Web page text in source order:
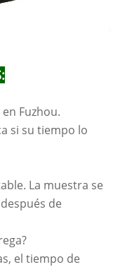
Fuzhou.
si su tiempo lo
La muestra se
de
el tiempo de